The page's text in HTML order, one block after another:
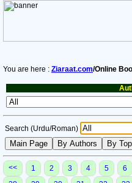
You are here : Ziaraat.com/Online
Search (Urdu/Roman)
<< 1 2 3 4 5 6